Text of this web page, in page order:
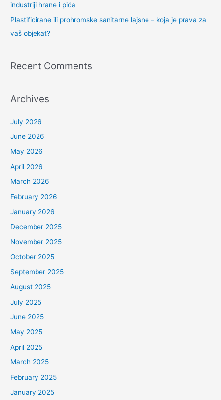
industriji hrane i pića
Plastificirane ili prohromske sanitarne lajsne – koja je prava za
vaš objekat?
Recent Comments
Archives
July 2026
June 2026
May 2026
April 2026
March 2026
February 2026
January 2026
December 2025
November 2025
October 2025
September 2025
August 2025
July 2025
June 2025
May 2025
April 2025
March 2025
February 2025
January 2025